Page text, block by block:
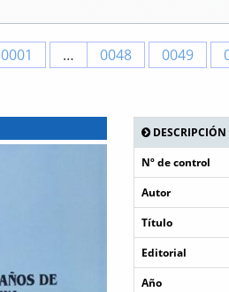
0001 … 0048 0049
DESCRIPCIÓN
Nº de control
Autor
Título
Editorial
Año